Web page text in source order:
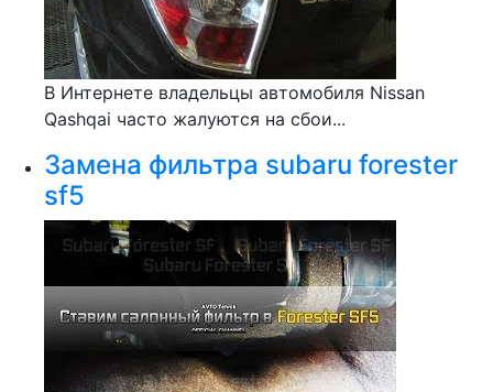
В Интернете владельцы автомобиля Nissan
Qashqai часто жалуются на сбои...
Замена фильтра subaru forester
sf5